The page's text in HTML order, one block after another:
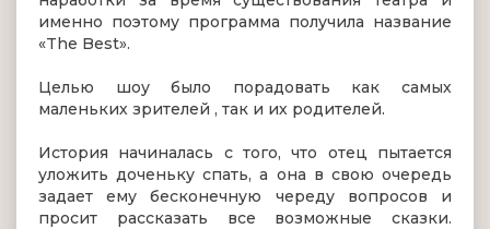
именно поэтому программа получила название
«The Best».
Целью шоу было порадовать как самых
маленьких зрителей , так и их родителей.
История начиналась с того, что отец пытается
уложить доченьку спать, а она в свою очередь
задает ему бесконечную череду вопросов и
просит рассказать все возможные сказки.